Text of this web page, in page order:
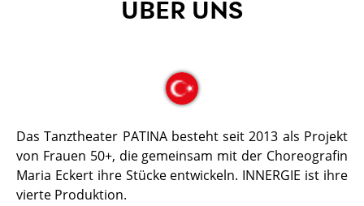
ÜBER UNS
Das Tanztheater PATINA besteht seit 2013 als Projekt
von Frauen 50+, die gemeinsam mit der Choreografin
Maria Eckert ihre Stücke entwickeln. INNERGIE ist ihre
vierte Produktion.